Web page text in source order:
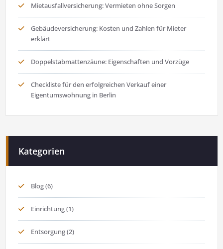
Mietausfallversicherung: Vermieten ohne Sorgen
Gebäudeversicherung: Kosten und Zahlen für Mieter
erklärt
Doppelstabmattenzäune: Eigenschaften und Vorzüge
Checkliste für den erfolgreichen Verkauf einer
Eigentumswohnung in Berlin
Kategorien
Blog(6)
Einrichtung(1)
Entsorgung(2)